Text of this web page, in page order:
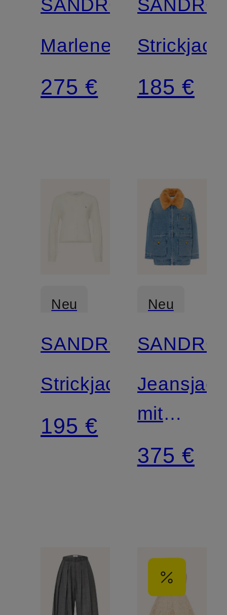
SANDRO
Marlenehose
275 €
SANDRO
185 €
Neu
SANDRO
Strickjacke
195 €
Neu
SANDRO
mit
Kunstfell
375 €